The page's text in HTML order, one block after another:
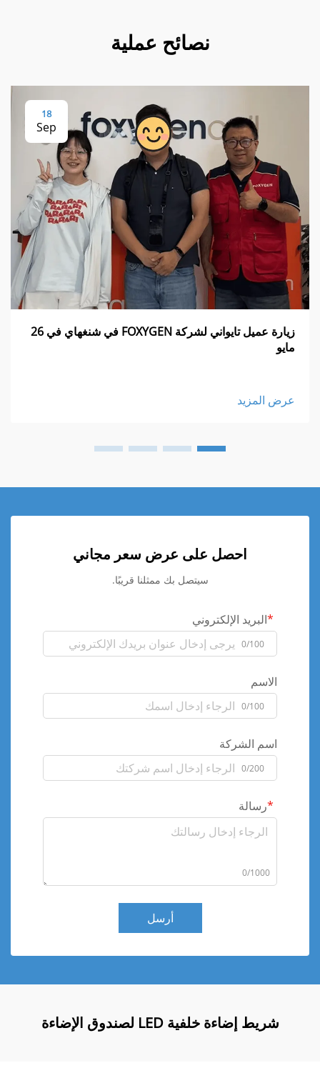
نصائح عملية
18
Sep
زيارة عميل تايواني لشركة FOXYGEN في شنغهاي في 26
مايو
عرض المزيد
احصل على عرض سعر مجاني
سيتصل بك ممثلنا قريبًا.
البريد الإلكتروني
0/100
الاسم
0/100
اسم الشركة
0/200
رسالة
0/1000
أرسل
شريط إضاءة خلفية LED لصندوق الإضاءة